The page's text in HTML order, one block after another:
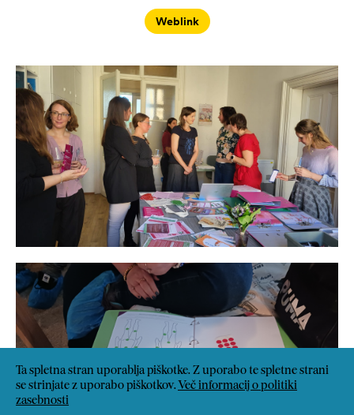
Ta spletna stran uporablja piškotke. Z uporabo te spletne strani
se strinjate z uporabo piškotkov. Več informacij o politiki
zasebnosti
Weblink